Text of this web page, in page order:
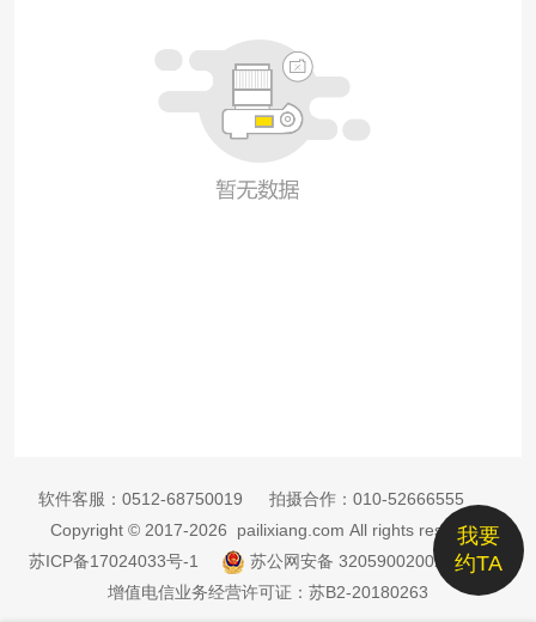
我要
约TA
软件客服： 0512-68750019 拍摄合作： 010-52666555
Copyright © 2017-2026 pailixiang.com All rights reserved
苏ICP备17024033号-1
苏公网安备 32059002002885号
增值电信业务经营许可证：苏B2-20180263